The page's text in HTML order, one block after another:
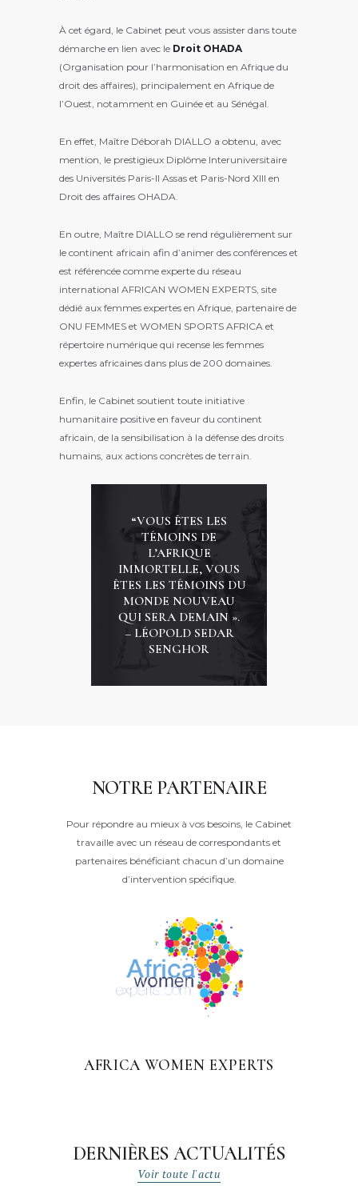
À cet égard, le Cabinet peut vous assister dans toute
démarche en lien avec le Droit OHADA
(Organisation pour l’harmonisation en Afrique du
droit des affaires), principalement en Afrique de
l’Ouest, notamment en Guinée et au Sénégal.
En effet, Maître Déborah DIALLO a obtenu, avec
mention, le prestigieux Diplôme Interuniversitaire
des Universités Paris-II Assas et Paris-Nord XIII en
Droit des affaires OHADA.
En outre, Maître DIALLO se rend régulièrement sur
le continent africain afin d’animer des conférences et
est référencée comme experte du réseau
international AFRICAN WOMEN EXPERTS, site
dédié aux femmes expertes en Afrique, partenaire de
ONU FEMMES et WOMEN SPORTS AFRICA et
répertoire numérique qui recense les femmes
expertes africaines dans plus de 200 domaines.
Enfin, le Cabinet soutient toute initiative
humanitaire positive en faveur du continent
africain, de la sensibilisation à la défense des droits
humains, aux actions concrètes de terrain.
“VOUS ÊTES LES
TÉMOINS DE
L’AFRIQUE
IMMORTELLE, VOUS
ÊTES LES TÉMOINS DU
MONDE NOUVEAU
QUI SERA DEMAIN ».
– LÉOPOLD SEDAR
SENGHOR
NOTRE PARTENAIRE
Pour répondre au mieux à vos besoins, le Cabinet
travaille avec un réseau de correspondants et
partenaires bénéficiant chacun d’un domaine
d’intervention spécifique.
AFRICA WOMEN EXPERTS
DERNIÈRES ACTUALITÉS
Voir toute l'actu